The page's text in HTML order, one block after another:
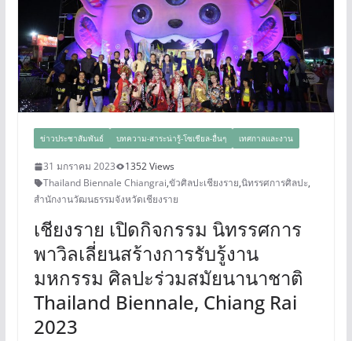
ข่าวประชาสัมพันธ์ บทความ-สาระน่ารู้-โซเชียล-อื่นๆ เทศกาลและงาน
31 มกราคม 2023
1352 Views
Thailand Biennale Chiangrai,ขัวศิลปะเชียงราย,นิทรรศการศิลปะ,
สำนักงานวัฒนธรรมจังหวัดเชียงราย
เชียงราย เปิดกิจกรรม นิทรรศการ
พาวิลเลี่ยนสร้างการรับรู้งาน
มหกรรม ศิลปะร่วมสมัยนานาชาติ
Thailand Biennale, Chiang Rai
2023